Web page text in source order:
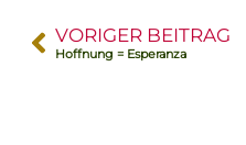
VORIGER BEITRAG
Hoffnung = Esperanza